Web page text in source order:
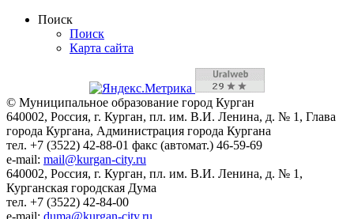
Поиск
Поиск
Карта сайта
© Муниципальное образование город Курган
640002, Россия, г. Курган, пл. им. В.И. Ленина, д. № 1, Глава
города Кургана, Администрация города Кургана
тел. +7 (3522) 42-88-01 факс (автомат.) 46-59-69
e-mail: mail@kurgan-city.ru
640002, Россия, г. Курган, пл. им. В.И. Ленина, д. № 1,
Курганская городская Дума
тел. +7 (3522) 42-84-00
e-mail: duma@kurgan-city.ru